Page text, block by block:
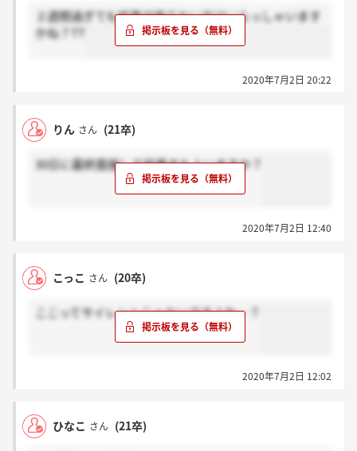
２週間過ぎても結果が来てない方はいらっしゃいます
かね？TT
2020年7月2日 20:22
りん さん (21卒)
30日に最終面接して結果きた人いますか？
2020年7月2日 12:40
こっこ さん (20卒)
ここってサイレントじゃないですよね…？
2020年7月2日 12:02
ひなこ さん (21卒)